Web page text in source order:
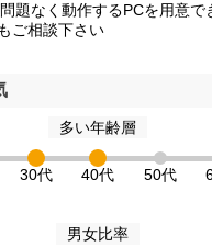
題なく動作するPCを用意で
ご相談下さい
多い年齢層
30代 40代 50代
男女比率